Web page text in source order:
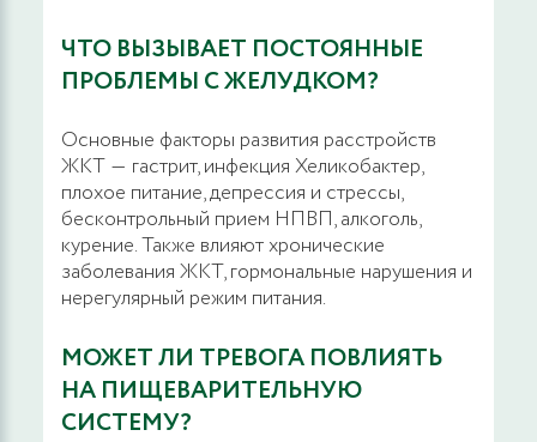
Дуплексное сканирование артерий почек
2100 руб.
ЗАПИСАТЬСЯ
Дуплексное сканирование артерий почек,
ведущим специалистом
2500 руб.
ЗАПИСАТЬСЯ
Дуплексное сканирование сосудов
гепатобиллиарной зоны
ЧТО ВЫЗЫВАЕТ ПОСТОЯННЫЕ
ПРОБЛЕМЫ С ЖЕЛУДКОМ?
Основные факторы развития расстройств
ЖКТ ― гастрит, инфекция Хеликобактер,
плохое питание, депрессия и стрессы,
бесконтрольный прием НПВП, алкоголь,
курение. Также влияют хронические
заболевания ЖКТ, гормональные нарушения и
нерегулярный режим питания.
МОЖЕТ ЛИ ТРЕВОГА ПОВЛИЯТЬ
НА ПИЩЕВАРИТЕЛЬНУЮ
СИСТЕМУ?